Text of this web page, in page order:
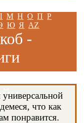
М Н О П Р
Ю Я AZ
-
что как
понравится.